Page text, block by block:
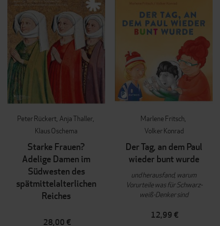
Peter Rückert Anja Thaller
Klaus Oschema
Starke Frauen?
Adelige Damen im
Südwesten des
spätmittelalterlichen
Reiches
28,00 €
Marlene Fritsch
Volker Konrad
Der Tag, an dem Paul
wieder bunt wurde
und herausfand, warum
Vorurteile was für Schwarz-
weiß-Denker sind
12,99 €